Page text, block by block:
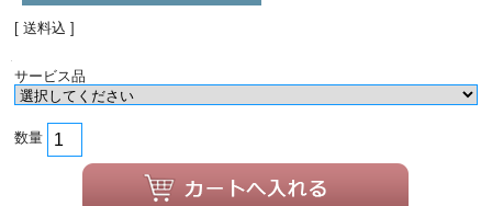
[ 送料込 ]
サービス品
数量